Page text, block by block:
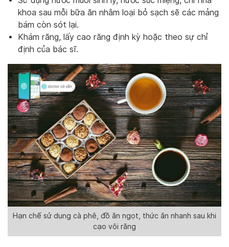
khoa sau mỗi bữa ăn nhằm loại bỏ sạch sẽ các mảng
bám còn sót lại.
Khám răng, lấy cao răng định kỳ hoặc theo sự chỉ
định của bác sĩ.
Hạn chế sử dụng cà phê, đồ ăn ngọt, thức ăn nhanh sau khi
cạo vôi răng